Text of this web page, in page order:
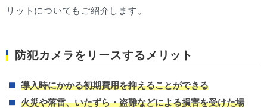
リットについてもご紹介します。
防犯カメラをリースするメリット
導入時にかかる初期費用を抑えることができる
火災や落雷、いたずら・盗難などによる損害を受けた場